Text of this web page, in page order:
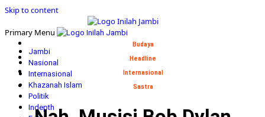
Skip to content
Primary Menu
Jambi
Nasional
Internasional
Khazanah Islam
Politik
Indepth
Budaya
Headline
Internasional
Sastra